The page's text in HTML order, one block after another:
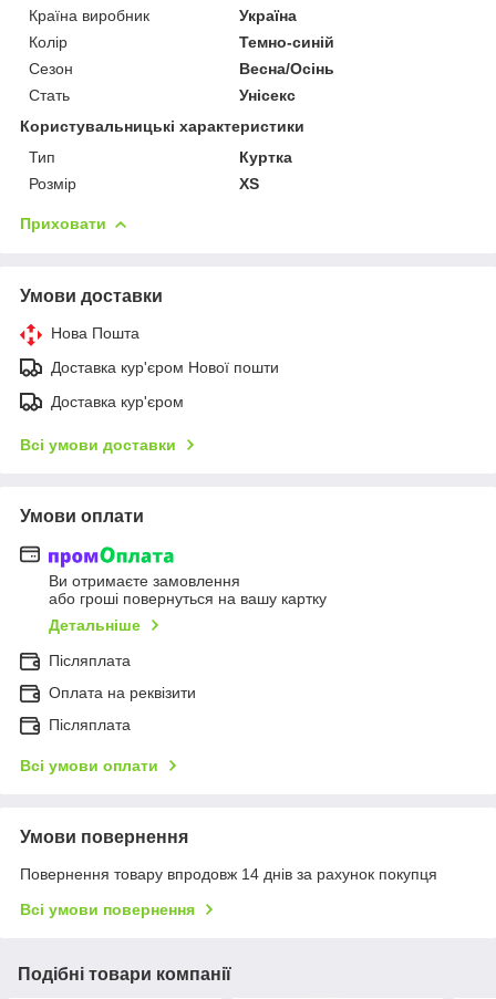
Країна виробник
Україна
Колір
Темно-синій
Сезон
Весна/Осінь
Стать
Унісекс
Користувальницькі характеристики
Тип
Куртка
Розмір
XS
Приховати
Умови доставки
Нова Пошта
Доставка кур'єром Нової пошти
Доставка кур'єром
Всі умови доставки
Умови оплати
Ви отримаєте замовлення
або гроші повернуться на вашу картку
Детальніше
Післяплата
Оплата на реквізити
Післяплата
Всі умови оплати
Умови повернення
Повернення товару впродовж 14 днів за рахунок покупця
Всі умови повернення
Подібні товари компанії